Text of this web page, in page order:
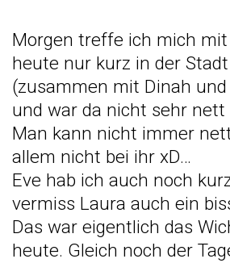
Morgen treffe ich mich mit
heute nur kurz in der
(zusammen mit Dinah
und war da nicht sehr nett
Man kann nicht immer
allem nicht bei ihr xD…
Eve hab ich auch noch
vermiss Laura auch ein
Das war eigentlich das
heute. Gleich noch der